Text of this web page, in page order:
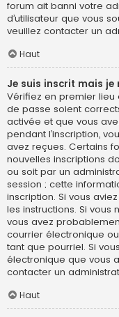
forum ait banni votre
d’utilisateur que vous
veuillez contacter un
Haut
Je suis inscrit mais je
Vérifiez en premier lieu
de passe soient
activée et que vous
pendant l’inscription,
avez reçues. Certains
nouvelles inscriptions
ou soit par un
session ; cette
inscription. Si vous
les instructions. Si
vous avez
courrier électronique
tant que pourriel. Si
électronique que vous
contacter un
Haut